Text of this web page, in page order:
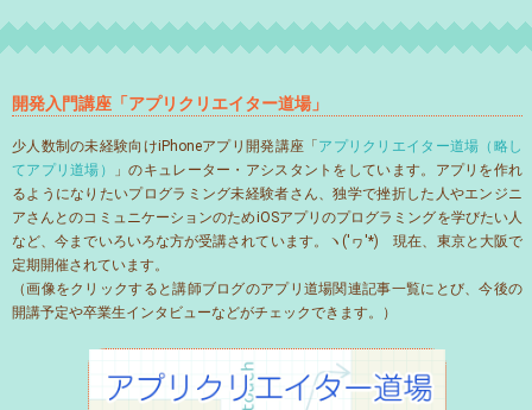
開発入門講座「アプリクリエイター道場」
少人数制の未経験向けiPhoneアプリ開発講座「 アプリクリエイター道場（略し
てアプリ道場）
」のキュレーター・アシスタントをしています。アプリを作れ
るようになりたいプログラミング未経験者さん、独学で挫折した人やエンジニ
アさんとのコミュニケーションのためiOSアプリのプログラミングを学びたい人
など、今までいろいろな方が受講されています。ヽ('ヮ'*)ゝ現在、東京と大阪で
定期開催されています。
（画像をクリックすると講師ブログのアプリ道場関連記事一覧にとび、今後の
開講予定や卒業生インタビューなどがチェックできます。）